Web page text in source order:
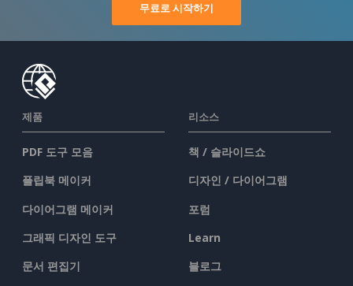
무료로 시작하기
제품
PDF 도구 모음
플립북 메이커
다이어그램 메이커
그래픽 디자인 도구
문서 편집기
리소스
책 / 슬라이드쇼
디자인 / 다이어그램
포럼
Learn
블로그